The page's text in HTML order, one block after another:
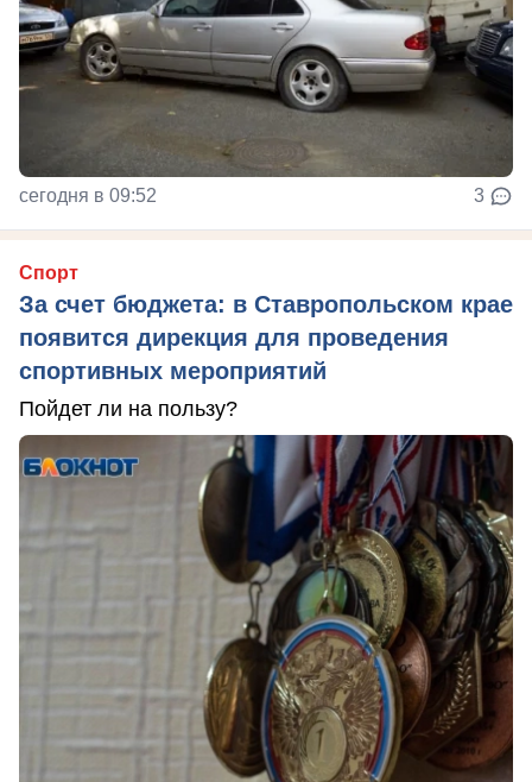
сегодня в 09:52 3
Спорт
За счет бюджета: в Ставропольском крае
появится дирекция для проведения
спортивных мероприятий
Пойдет ли на пользу?